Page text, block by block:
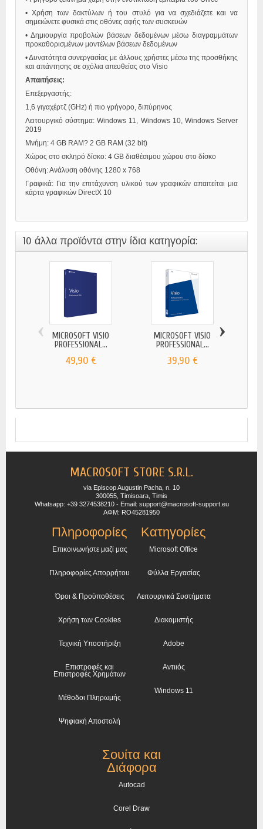
• Χρήση των δακτύλων ή του στυλό για να σχεδιάζετε και να
σημειώνετε φυσικά στις οθόνες αφής των συσκευών
• Δημιουργία προβολών βάσεων δεδομένων μέσω διαγραμμάτων
προκαθορισμένων μοντέλων βάσεων δεδομένων
• Δυνατότητα συνεργασίας με άλλους χρήστες μέσω της προσθήκης
και απάντησης σε σχόλια απευθείας στο Visio
Απαιτήσεις:
Επεξεργαστής:
1,6 γιγαχέρτζ (GHz) ή πιο γρήγορο, διπύρηνος
Λειτουργικό σύστημα: Windows 11, Windows 10, Windows Server
2019
Μνήμη: 4 GB RAM? 2 GB RAM (32 bit)
Χώρος στο σκληρό δίσκο: 4 GB διαθέσιμου χώρου στο δίσκο
Οθόνη: Ανάλυση οθόνης 1280 x 768
Γραφικά: Για την επιτάχυνση υλικού των γραφικών απαιτείται μια
κάρτα γραφικών DirectX 10
10 άλλα προϊόντα στην ίδια κατηγορία:
MICROSOFT VISIO
PROFESSIONAL...
49,90 €
MICROSOFT VISIO
PROFESSIONAL...
39,90 €
‹ ›
MACROSOFT STORE S.R.L.
via Episcop Augustin Pacha, n. 10
300055, Timisoara, Timis
Whatsapp: +39 3274538210 - Email: support@macrosoft-support.eu
ΑΦΜ: RO45281950
Πληροφορίες
Επικοινωνήστε μαζί μας
Πληροφορίες Απορρήτου
Όροι & Προϋποθέσεις
Χρήση των Cookies
Τεχνική Υποστήριξη
Επιστροφές και
Επιστροφές Χρημάτων
Μέθοδοι Πληρωμής
Ψηφιακή Αποστολή
Κατηγορίες
Microsoft Office
Φύλλα Εργασίας
Λειτουργικά Συστήματα
Διακομιστής
Adobe
Αντιιός
Windows 11
Σουίτα και
Διάφορα
Autocad
Corel Draw